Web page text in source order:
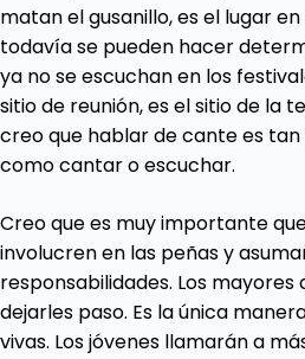
matan el gusanillo, es el lugar
todavía se pueden hacer
ya no se escuchan en los
sitio de reunión, es el sitio de la
creo que hablar de cante es
como cantar o escuchar.
Creo que es muy importante
involucren en las peñas y
responsabilidades. Los
dejarles paso. Es la única
vivas. Los jóvenes llamarán a